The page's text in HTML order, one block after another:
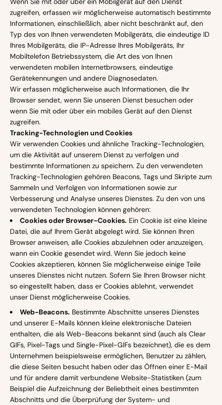
zugreifen, erfassen wir möglicherweise automatisch bestimmte
Informationen, einschließlich, aber nicht beschränkt auf, den
Typ des von Ihnen verwendeten Mobilgeräts, die eindeutige ID
Ihres Mobilgeräts, die IP-Adresse Ihres Mobilgeräts, Ihr
Mobiltelefon Betriebssystem, die Art des von Ihnen
verwendeten mobilen Internetbrowsers, eindeutige
Gerätekennungen und andere Diagnosedaten.
Wir erfassen möglicherweise auch Informationen, die Ihr
Browser sendet, wenn Sie unseren Dienst besuchen oder
wenn Sie mit oder über ein mobiles Gerät auf den Dienst
zugreifen.
Tracking-Technologien und Cookies
Wir verwenden Cookies und ähnliche Tracking-Technologien,
um die Aktivität auf unserem Dienst zu verfolgen und
bestimmte Informationen zu speichern. Zu den verwendeten
Tracking-Technologien gehören Beacons, Tags und Skripte zum
Sammeln und Verfolgen von Informationen sowie zur
Verbesserung und Analyse unseres Dienstes. Zu den von uns
verwendeten Technologien können gehören:
Cookies oder Browser-Cookies. Ein Cookie ist eine kleine
Datei, die auf Ihrem Gerät abgelegt wird. Sie können Ihren
Browser anweisen, alle Cookies abzulehnen oder anzuzeigen,
wann ein Cookie gesendet wird. Wenn Sie jedoch keine
Cookies akzeptieren, können Sie möglicherweise einige Teile
unseres Dienstes nicht nutzen. Sofern Sie Ihren Browser nicht
so eingestellt haben, dass er Cookies ablehnt, verwendet
unser Dienst möglicherweise Cookies.
Web-Beacons. Bestimmte Abschnitte unseres Dienstes
und unserer E-Mails können kleine elektronische Dateien
enthalten, die als Web-Beacons bekannt sind (auch als Clear
GIFs, Pixel-Tags und Single-Pixel-GIFs bezeichnet), die es dem
Unternehmen beispielsweise ermöglichen, Benutzer zu zählen,
die diese Seiten besucht haben oder das Öffnen einer E-Mail
und für andere damit verbundene Website-Statistiken (zum
Beispiel die Aufzeichnung der Beliebtheit eines bestimmten
Abschnitts und die Überprüfung der System- und